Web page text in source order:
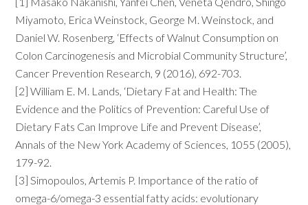
Miyamoto, Erica Weinstock, George M. Weinstock, and
Daniel W. Rosenberg, ‘Effects of Walnut Consumption on
Colon Carcinogenesis and Microbial Community Structure’,
Cancer Prevention Research, 9 (2016), 692-703.
[2] William E. M. Lands, ‘Dietary Fat and Health: The
Evidence and the Politics of Prevention: Careful Use of
Dietary Fats Can Improve Life and Prevent Disease’,
Annals of the New York Academy of Sciences, 1055 (2005),
179-92.
[3] Simopoulos, Artemis P. Importance of the ratio of
omega-6/omega-3 essential fatty acids: evolutionary